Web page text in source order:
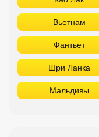
Вьетнам
Фантьет
Шри Ланка
Мальдивы